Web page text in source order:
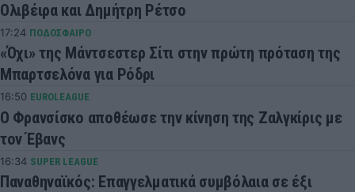
Ολιβέιρα και Δημήτρη Ρέτσο
17:24 ΠΟΔΟΣΦΑΙΡΟ
«Όχι» της Μάντσεστερ Σίτι στην πρώτη πρόταση της
Μπαρτσελόνα για Ρόδρι
16:50 EUROLEAGUE
Ο Φρανσίσκο αποθέωσε την κίνηση της Ζαλγκίρις με
τον Έβανς
16:34 SUPER LEAGUE
Παναθηναϊκός: Επαγγελματικά συμβόλαια σε έξι